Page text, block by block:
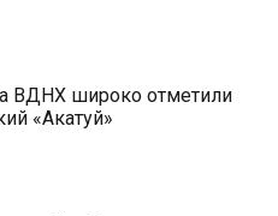
ВДНХ широко отметили
«Акатуй»